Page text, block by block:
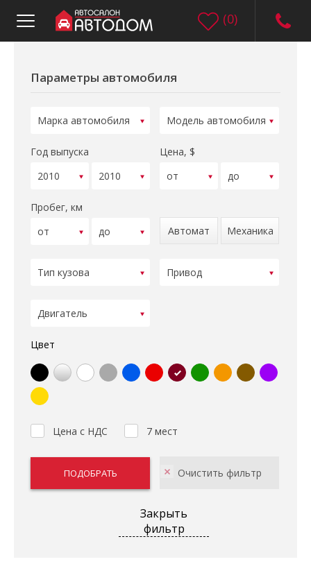
(0)
Параметры автомобиля
Год выпуска Цена, $
Пробег, км
Автомат
Механика
Цвет
Цена с НДС 7 мест
Закрыть
фильтр